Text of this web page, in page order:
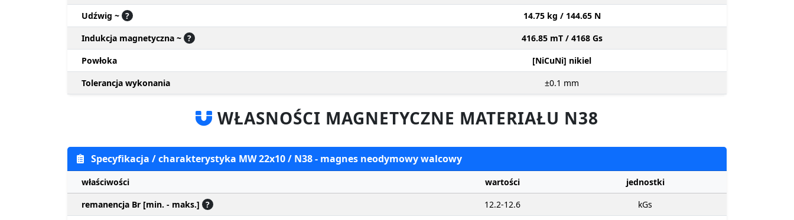
Udźwig ~ ?
14.75 kg / 144.65 N
Indukcja magnetyczna ~ ?
416.85 mT / 4168 Gs
Powłoka
[NiCuNi] nikiel
Tolerancja wykonania
±0.1 mm
WŁASNOŚCI MAGNETYCZNE MATERIAŁU N38
Specyfikacja / charakterystyka MW 22x10 / N38 - magnes neodymowy walcowy
właściwości wartości
jednostki
remanencja Br [min. - maks.] ? 12.2-12.6
kGs